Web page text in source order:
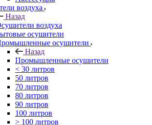
воздуха
Назад
воздуха
осушители
осушители
Назад
Промышленные осушители
< 30 литров
50 литров
70 литров
80 литров
90 литров
100 литров
> 100 литров